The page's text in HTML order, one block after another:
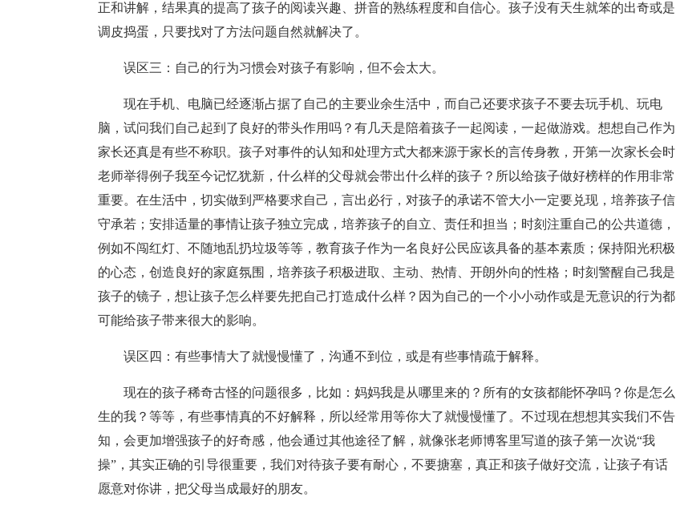
正和讲解，结果真的提高了孩子的阅读兴趣、拼音的熟练程度和自信心。孩子没有天生就笨的出奇或是
调皮捣蛋，只要找对了方法问题自然就解决了。
误区三：自己的行为习惯会对孩子有影响，但不会太大。
现在手机、电脑已经逐渐占据了自己的主要业余生活中，而自己还要求孩子不要去玩手机、玩电
脑，试问我们自己起到了良好的带头作用吗？有几天是陪着孩子一起阅读，一起做游戏。想想自己作为
家长还真是有些不称职。孩子对事件的认知和处理方式大都来源于家长的言传身教，开第一次家长会时
老师举得例子我至今记忆犹新，什么样的父母就会带出什么样的孩子？所以给孩子做好榜样的作用非常
重要。在生活中，切实做到严格要求自己，言出必行，对孩子的承诺不管大小一定要兑现，培养孩子信
守承若；安排适量的事情让孩子独立完成，培养孩子的自立、责任和担当；时刻注重自己的公共道德，
例如不闯红灯、不随地乱扔垃圾等等，教育孩子作为一名良好公民应该具备的基本素质；保持阳光积极
的心态，创造良好的家庭氛围，培养孩子积极进取、主动、热情、开朗外向的性格；时刻警醒自己我是
孩子的镜子，想让孩子怎么样要先把自己打造成什么样？因为自己的一个小小动作或是无意识的行为都
可能给孩子带来很大的影响。
误区四：有些事情大了就慢慢懂了，沟通不到位，或是有些事情疏于解释。
现在的孩子稀奇古怪的问题很多，比如：妈妈我是从哪里来的？所有的女孩都能怀孕吗？你是怎么
生的我？等等，有些事情真的不好解释，所以经常用等你大了就慢慢懂了。不过现在想想其实我们不告
知，会更加增强孩子的好奇感，他会通过其他途径了解，就像张老师博客里写道的孩子第一次说“我
操”，其实正确的引导很重要，我们对待孩子要有耐心，不要搪塞，真正和孩子做好交流，让孩子有话
愿意对你讲，把父母当成最好的朋友。